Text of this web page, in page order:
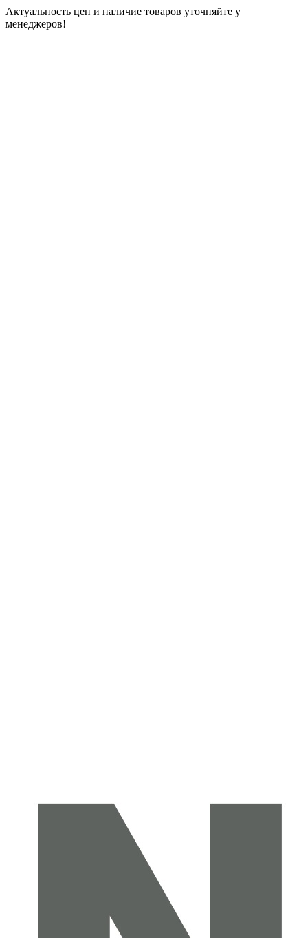
Актуальность цен и наличие товаров уточняйте у
менеджеров!